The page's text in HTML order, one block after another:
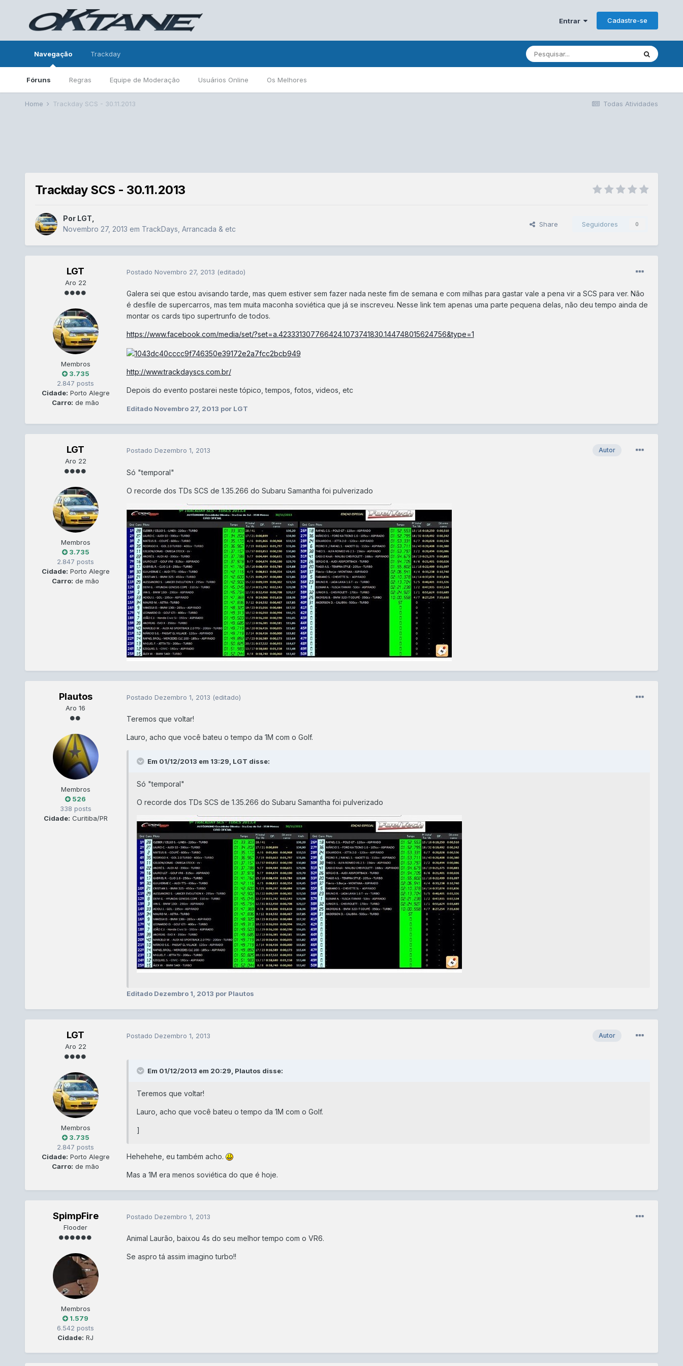
Entrar Cadastre-se
Navegação
Fóruns Regras Equipe de Moderação Usuários Online Os Melhores
Trackday
Todas Atividades
Home Trackday SCS - 30.11.2013
Trackday SCS - 30.11.2013
Por LGT
Novembro 27, 2013 em TrackDays, Arrancada & etc
Share Seguidores 0
LGT
Aro 22
Membros
3.735
2.847 posts
Cidade: Porto Alegre
Carro: de mão
Postado Novembro 27, 2013 (editado)
Galera sei que estou avisando tarde, mas quem estiver sem fazer nada neste fim de semana e com milhas para gastar vale a pena vir a SCS para ver. Não
é desfile de supercarros, mas tem muita maconha soviética que já se inscreveu. Nesse link tem apenas uma parte pequena delas, não deu tempo ainda de
montar os cards tipo supertrunfo de todos.
https://www.facebook.com/media/set/?set=a.423331307766424.1073741830.144748015624756&type=1
http://www.trackdayscs.com.br/
Depois do evento postarei neste tópico, tempos, fotos, videos, etc
Editado Novembro 27, 2013 por LGT
LGT
Aro 22
Membros
3.735
2.847 posts
Cidade: Porto Alegre
Carro: de mão
Autor
Postado Dezembro 1, 2013
Só "temporal"
O recorde dos TDs SCS de 1.35.266 do Subaru Samantha foi pulverizado
Plautos
Aro 16
Membros
526
338 posts
Cidade: Curitiba/PR
Postado Dezembro 1, 2013 (editado)
Teremos que voltar!
Lauro, acho que você bateu o tempo da 1M com o Golf.
Em 01/12/2013 em 13:29, LGT disse:
Só "temporal"
O recorde dos TDs SCS de 1.35.266 do Subaru Samantha foi pulverizado
Editado Dezembro 1, 2013 por Plautos
LGT
Aro 22
Membros
3.735
2.847 posts
Cidade: Porto Alegre
Carro: de mão
Autor
Postado Dezembro 1, 2013
Em 01/12/2013 em 20:29, Plautos disse:
Teremos que voltar!
Lauro, acho que você bateu o tempo da 1M com o Golf.
]
Hehehehe, eu também acho.
Mas a 1M era menos soviética do que é hoje.
SpimpFire
Flooder
Membros
1.579
6.542 posts
Cidade: RJ
Postado Dezembro 1, 2013
Animal Laurão, baixou 4s do seu melhor tempo com o VR6.
Se aspro tá assim imagino turbo!!